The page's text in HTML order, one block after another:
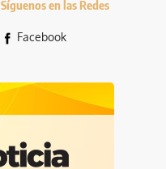
Síguenos en las Redes
Facebook